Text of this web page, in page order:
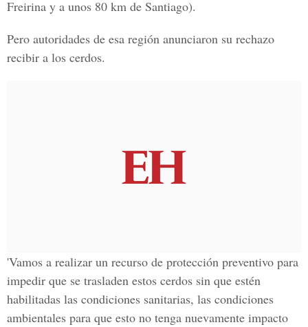
Freirina y a unos 80 km de Santiago).
Pero autoridades de esa región anunciaron su rechazo
recibir a los cerdos.
'Vamos a realizar un recurso de protección preventivo para
impedir que se trasladen estos cerdos sin que estén
habilitadas las condiciones sanitarias, las condiciones
ambientales para que esto no tenga nuevamente impacto